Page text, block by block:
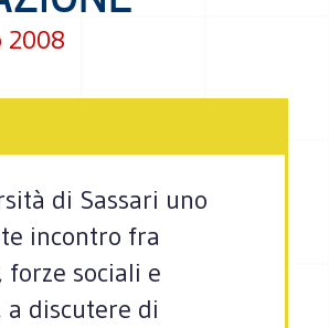
2008
di Sassari uno
incontro fra
sociali e
discutere di